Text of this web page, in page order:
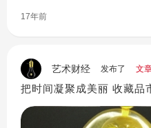
17年前
艺术财经 发布了 文
把时间凝聚成美丽 收藏品